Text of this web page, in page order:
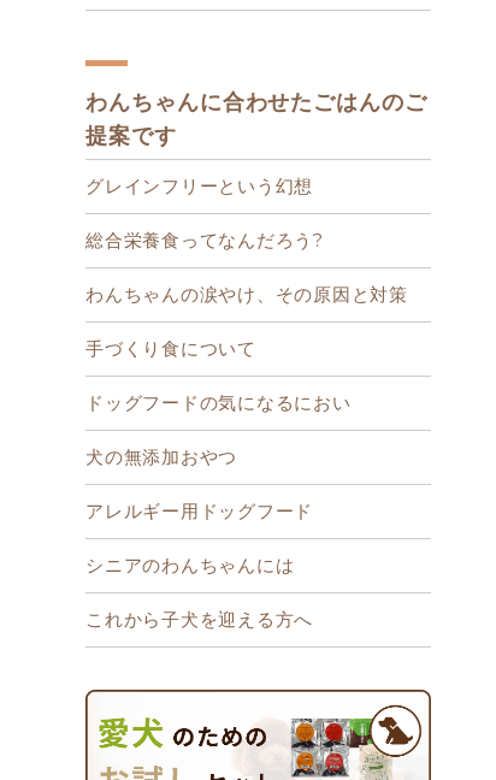
わんちゃんに合わせたごはんのご
提案です
グレインフリーという幻想
総合栄養食ってなんだろう?
わんちゃんの涙やけ、その原因と対策
手づくり食について
ドッグフードの気になるにおい
犬の無添加おやつ
アレルギー用ドッグフード
シニアのわんちゃんには
これから子犬を迎える方へ